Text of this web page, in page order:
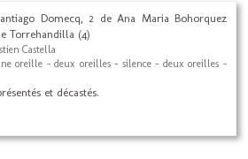
Domecq, 2 de Ana Maria Bohorquez
Torrehandilla (4)
Castella
oreille - deux oreilles - silence - deux oreilles -
et décastés.